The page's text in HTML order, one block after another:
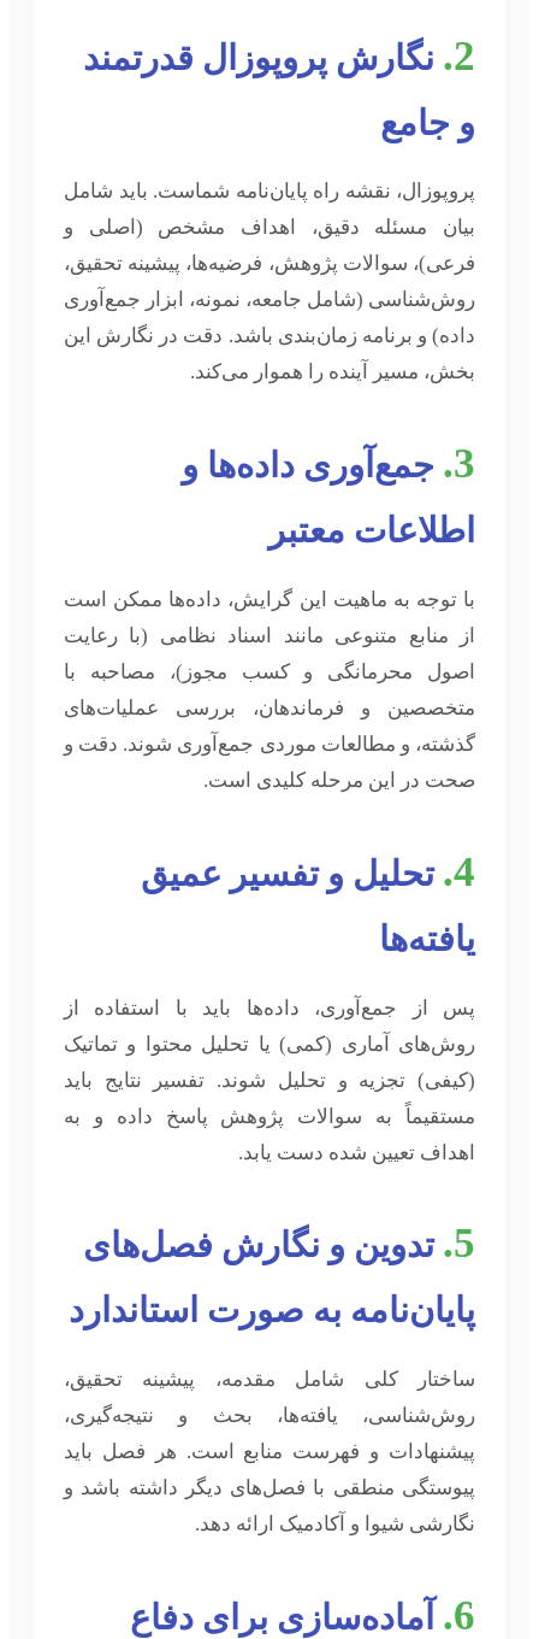
2. نگارش پروپوزال قدرتمند
و جامع
پروپوزال، نقشه راه پایان‌نامه شماست. باید شامل
بیان مسئله دقیق، اهداف مشخص (اصلی و
فرعی)، سوالات پژوهش، فرضیه‌ها، پیشینه تحقیق،
روش‌شناسی (شامل جامعه، نمونه، ابزار جمع‌آوری
داده) و برنامه زمان‌بندی باشد. دقت در نگارش این
بخش، مسیر آینده را هموار می‌کند.
3. جمع‌آوری داده‌ها و
اطلاعات معتبر
با توجه به ماهیت این گرایش، داده‌ها ممکن است
از منابع متنوعی مانند اسناد نظامی (با رعایت
اصول محرمانگی و کسب مجوز)، مصاحبه با
متخصصین و فرماندهان، بررسی عملیات‌های
گذشته، و مطالعات موردی جمع‌آوری شوند. دقت و
صحت در این مرحله کلیدی است.
4. تحلیل و تفسیر عمیق
یافته‌ها
پس از جمع‌آوری، داده‌ها باید با استفاده از
روش‌های آماری (کمی) یا تحلیل محتوا و تماتیک
(کیفی) تجزیه و تحلیل شوند. تفسیر نتایج باید
مستقیماً به سوالات پژوهش پاسخ داده و به
اهداف تعیین شده دست یابد.
5. تدوین و نگارش فصل‌های
پایان‌نامه به صورت استاندارد
ساختار کلی شامل مقدمه، پیشینه تحقیق،
روش‌شناسی، یافته‌ها، بحث و نتیجه‌گیری،
پیشنهادات و فهرست منابع است. هر فصل باید
پیوستگی منطقی با فصل‌های دیگر داشته باشد و
نگارشی شیوا و آکادمیک ارائه دهد.
6.
آماده‌سازی برای دفاع